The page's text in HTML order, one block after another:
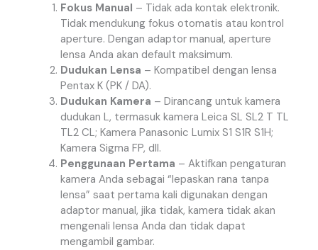
Fokus Manual – Tidak ada kontak elektronik.
Tidak mendukung fokus otomatis atau kontrol
aperture. Dengan adaptor manual, aperture
lensa Anda akan default maksimum.
Dudukan Lensa – Kompatibel dengan lensa
Pentax K (PK / DA).
Dudukan Kamera – Dirancang untuk kamera
dudukan L, termasuk kamera Leica SL SL2 T TL
TL2 CL; Kamera Panasonic Lumix S1 S1R S1H;
Kamera Sigma FP, dll.
Penggunaan Pertama – Aktifkan pengaturan
kamera Anda sebagai “lepaskan rana tanpa
lensa” saat pertama kali digunakan dengan
adaptor manual, jika tidak, kamera tidak akan
mengenali lensa Anda dan tidak dapat
mengambil gambar.